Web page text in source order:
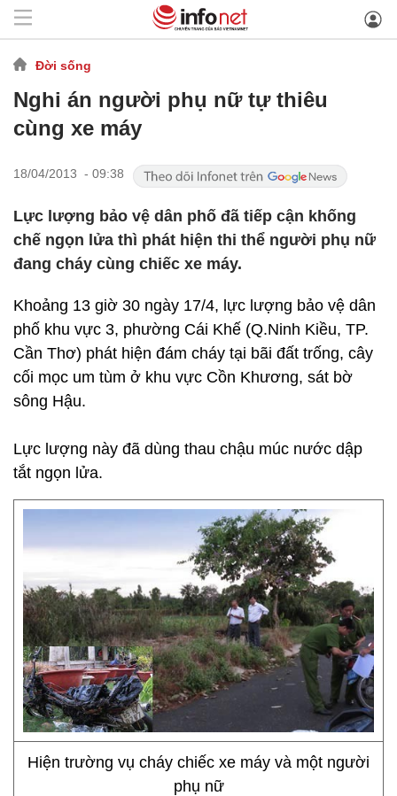
Đời sống
Nghi án người phụ nữ tự thiêu
cùng xe máy
18/04/2013 - 09:38
Lực lượng bảo vệ dân phố đã tiếp cận khống
chế ngọn lửa thì phát hiện thi thể người phụ nữ
đang cháy cùng chiếc xe máy.
Khoảng 13 giờ 30 ngày 17/4, lực lượng bảo vệ dân
phố khu vực 3, phường Cái Khế (Q.Ninh Kiều, TP.
Cần Thơ) phát hiện đám cháy tại bãi đất trống, cây
cối mọc um tùm ở khu vực Cồn Khương, sát bờ
sông Hậu.
Lực lượng này đã dùng thau chậu múc nước dập
tắt ngọn lửa.
Hiện trường vụ cháy chiếc xe máy và một người
phụ nữ